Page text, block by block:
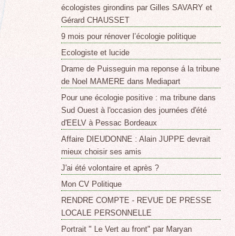
écologistes girondins par Gilles SAVARY et
Gérard CHAUSSET
9 mois pour rénover l’écologie politique
Ecologiste et lucide
Drame de Puisseguin ma reponse á la tribune
de Noel MAMERE dans Mediapart
Pour une écologie positive : ma tribune dans
Sud Ouest à l'occasion des journées d'été
d'EELV à Pessac Bordeaux
Affaire DIEUDONNE : Alain JUPPE devrait
mieux choisir ses amis
J'ai été volontaire et après ?
Mon CV Politique
RENDRE COMPTE - REVUE DE PRESSE
LOCALE PERSONNELLE
Portrait " Le Vert au front" par Maryan